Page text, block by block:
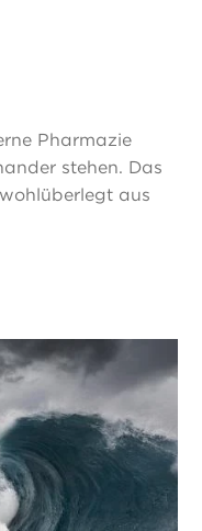
Pharmazie
stehen. Das
aus